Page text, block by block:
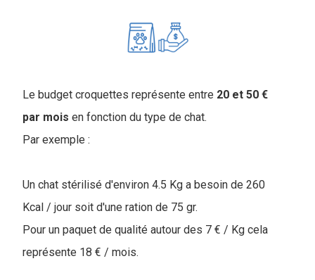
Le budget croquettes représente entre 20 et 50 €
par mois en fonction du type de chat.
Par exemple :
Un chat stérilisé d'environ 4.5 Kg a besoin de 260
Kcal / jour soit d'une ration de 75 gr.
Pour un paquet de qualité autour des 7 € / Kg cela
représente 18 € / mois.